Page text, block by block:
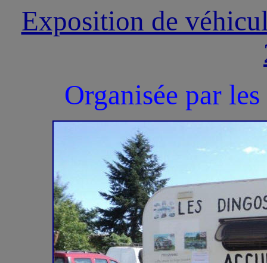
Exposition de
Organisée par